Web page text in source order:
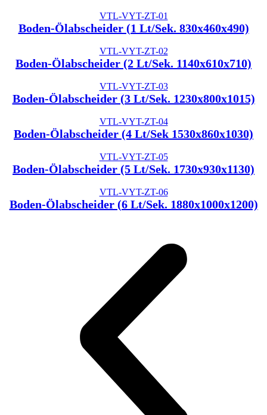
VTL-VYT-ZT-01
Boden-Ölabscheider (1 Lt/Sek. 830x460x490)
VTL-VYT-ZT-02
Boden-Ölabscheider (2 Lt/Sek. 1140x610x710)
VTL-VYT-ZT-03
Boden-Ölabscheider (3 Lt/Sek. 1230x800x1015)
VTL-VYT-ZT-04
Boden-Ölabscheider (4 Lt/Sek 1530x860x1030)
VTL-VYT-ZT-05
Boden-Ölabscheider (5 Lt/Sek. 1730x930x1130)
VTL-VYT-ZT-06
Boden-Ölabscheider (6 Lt/Sek. 1880x1000x1200)